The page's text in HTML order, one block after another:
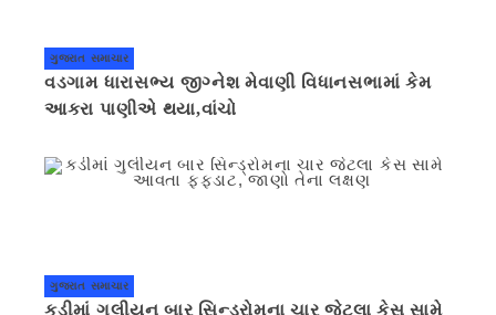
ગુજરાત સમાચાર
વડગામ ધારાસભ્ય જીગ્નેશ મેવાણી વિધાનસભામાં કેમ
આકરા પાણીએ થયા,વાંચો
ગુજરાત સમાચાર
કડીમાં ગુલીયન બાર સિન્ડ્રોમના ચાર જેટલા કેસ સામે